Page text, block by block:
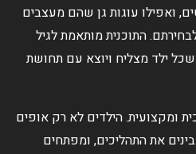
ואפילו עוגות גן שהם מעצבים
התוכנית מותאמת לגיל
ילד מצליח ויוצא עם תחושת
ומקצועית. הילדים לא רק אופים
את התהליכים, ומפתחים